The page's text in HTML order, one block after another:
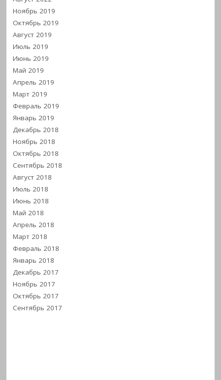
Ноябрь 2019
Октябрь 2019
Август 2019
Июль 2019
Июнь 2019
Май 2019
Апрель 2019
Март 2019
Февраль 2019
Январь 2019
Декабрь 2018
Ноябрь 2018
Октябрь 2018
Сентябрь 2018
Август 2018
Июль 2018
Июнь 2018
Май 2018
Апрель 2018
Март 2018
Февраль 2018
Январь 2018
Декабрь 2017
Ноябрь 2017
Октябрь 2017
Сентябрь 2017